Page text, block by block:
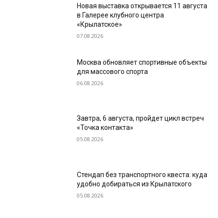
Новая выставка открывается 11 августа
в Галерее клубного центра
«Крылатское»
07.08.2026
Москва обновляет спортивные объекты
для массового спорта
06.08.2026
Завтра, 6 августа, пройдет цикл встреч
«Точка контакта»
05.08.2026
Стендап без транспортного квеста: куда
удобно добираться из Крылатского
05.08.2026